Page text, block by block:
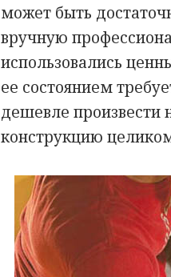
может быть
вручную
использовались
ее состоянием
дешевле
конструкцию